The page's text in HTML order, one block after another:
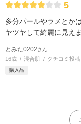
5
多分パールやラメとか
ヤツヤして綺麗に見え
とみた0202さん
16歳 混合肌 クチコミ投稿
購入品